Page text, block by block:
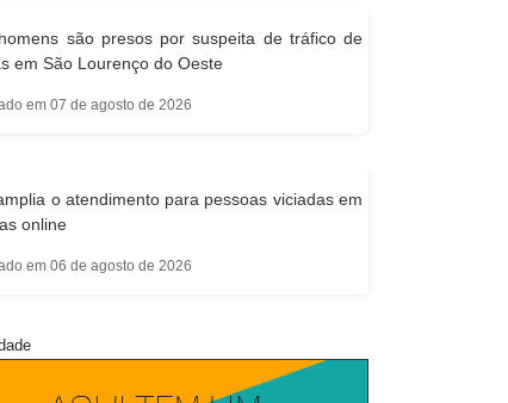
são presos por suspeita de tráfico de
em São Lourenço do Oeste
em 07 de agosto de 2026
o atendimento para pessoas viciadas em
online
em 06 de agosto de 2026